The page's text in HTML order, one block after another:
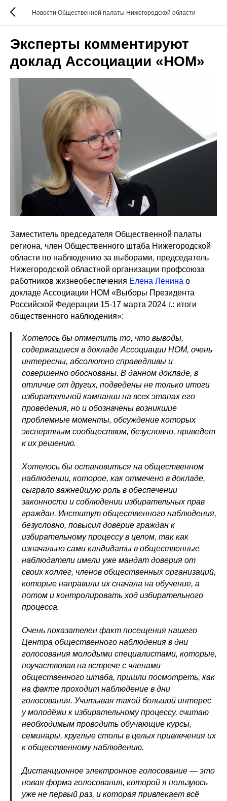
Новости Общественной палаты Нижегородской области
Эксперты комментируют
доклад Ассоциации «НОМ»
Заместитель председателя Общественной палаты
региона, член Общественного штаба Нижегородской
области по наблюдению за выборами, председатель
Нижегородской областной организации профсоюза
работников жизнеобеспечения Елена Ленина о
докладе Ассоциации НОМ «Выборы Президента
Российской Федерации 15-17 марта 2024 г.: итоги
общественного наблюдения»:
Хотелось бы отметить то, что выводы,
содержащиеся в докладе Ассоциации НОМ, очень
интересны, абсолютно справедливы и
совершенно обоснованы. В данном докладе, в
отличие от других, подведены не только итоги
избирательной кампании на всех этапах его
проведения, но и обозначены возникшие
проблемные моменты, обсуждение которых
экспертным сообществом, безусловно, приведет
к их решению.
Хотелось бы остановиться на общественном
наблюдении, которое, как отмечено в докладе,
сыграло важнейшую роль в обеспечении
законности и соблюдении избирательных прав
граждан. Институт общественного наблюдения,
безусловно, повысил доверие граждан к
избирательному процессу в целом, так как
изначально сами кандидаты в общественные
наблюдатели имели уже мандат доверия от
своих коллег, членов общественных организаций,
которые направили их сначала на обучение, а
потом и контролировать ход избирательного
процесса.
Очень показателен факт посещения нашего
Центра общественного наблюдения в дни
голосования молодыми специалистами, которые,
поучаствовав на встрече с членами
общественного штаба, пришли посмотреть, как
на факте проходит наблюдение в дни
голосования. Учитывая такой большой интерес
у молодёжи к избирательному процессу, считаю
необходимым проводить обучающие курсы,
семинары, круглые столы в целых привлечения их
к общественному наблюдению.
Дистанционное электронное голосование — это
новая форма голосования, которой я пользуюсь
уже не первый раз, и которая привлекает всё